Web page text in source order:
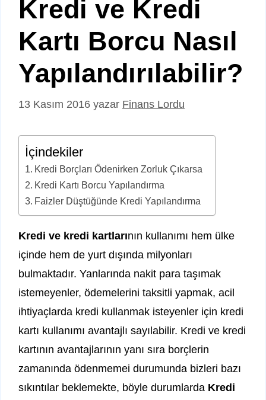
Kredi ve Kredi
Kartı Borcu Nasıl
Yapılandırılabilir?
13 Kasım 2016 yazar Finans Lordu
İçindekiler
Kredi Borçları Ödenirken Zorluk Çıkarsa
Kredi Kartı Borcu Yapılandırma
Faizler Düştüğünde Kredi Yapılandırma
Kredi ve kredi kartlarının kullanımı hem ülke
içinde hem de yurt dışında milyonları
bulmaktadır. Yanlarında nakit para taşımak
istemeyenler, ödemelerini taksitli yapmak, acil
ihtiyaçlarda kredi kullanmak isteyenler için kredi
kartı kullanımı avantajlı sayılabilir. Kredi ve kredi
kartının avantajlarının yanı sıra borçlerin
zamanında ödenmemei durumunda bizleri bazı
sıkıntılar beklemekte, böyle durumlarda Kredi